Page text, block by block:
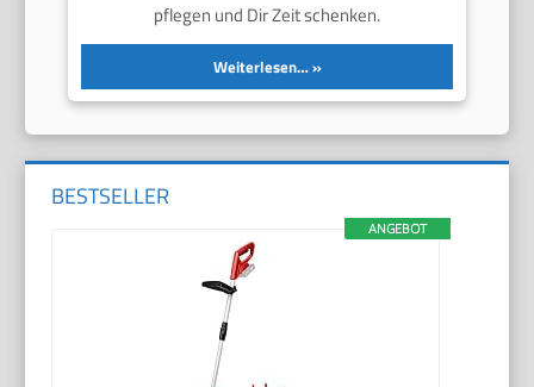
pflegen und Dir Zeit schenken.
Weiterlesen…
BESTSELLER
ANGEBOT